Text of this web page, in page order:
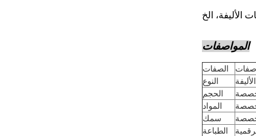
الأليفة، الخ
المواصفات
الصفات
النوع
الحجم
المواد
سمك
الطباعة